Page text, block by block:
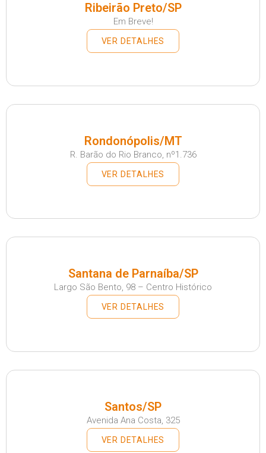
Ribeirão Preto/SP
Em Breve!
VER DETALHES
Rondonópolis/MT
R. Barão do Rio Branco, nº1.736
VER DETALHES
Santana de Parnaíba/SP
Largo São Bento, 98 – Centro Histórico
VER DETALHES
Santos/SP
Avenida Ana Costa, 325
VER DETALHES